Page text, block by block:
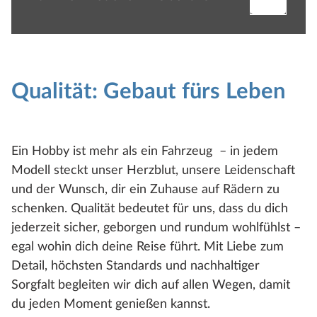
Qualität: Gebaut fürs Leben
Ein Hobby ist mehr als ein Fahrzeug – in jedem
Modell steckt unser Herzblut, unsere Leidenschaft
und der Wunsch, dir ein Zuhause auf Rädern zu
schenken. Qualität bedeutet für uns, dass du dich
jederzeit sicher, geborgen und rundum wohlfühlst –
egal wohin dich deine Reise führt. Mit Liebe zum
Detail, höchsten Standards und nachhaltiger
Sorgfalt begleiten wir dich auf allen Wegen, damit
du jeden Moment genießen kannst.